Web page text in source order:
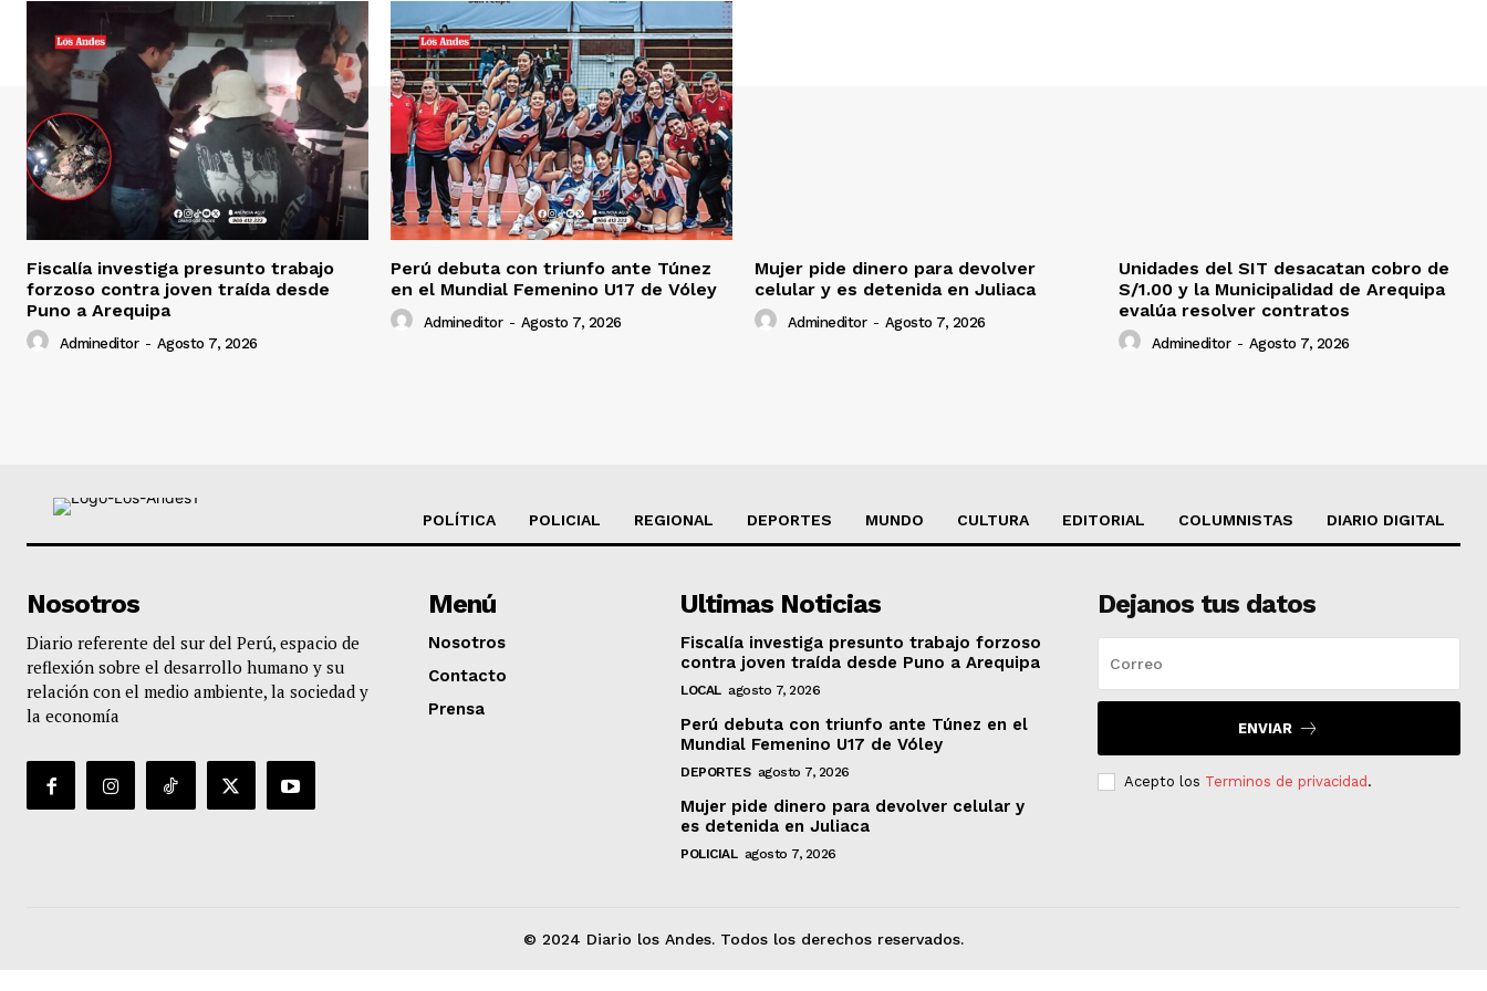
Fiscalía investiga presunto trabajo
forzoso contra joven traída desde
Puno a Arequipa
Admineditor - Agosto 7, 2026
Perú debuta con triunfo ante Túnez
en el Mundial Femenino U17 de Vóley
Admineditor - Agosto 7, 2026
Mujer pide dinero para devolver
celular y es detenida en Juliaca
Admineditor - Agosto 7, 2026
Unidades del SIT desacatan cobro de
S/1.00 y la Municipalidad de Arequipa
evalúa resolver contratos
Admineditor - Agosto 7, 2026
POLÍTICA POLICIAL REGIONAL DEPORTES MUNDO CULTURA EDITORIAL COLUMNISTAS DIARIO DIGITAL
Nosotros
Diario referente del sur del Perú, espacio de
reflexión sobre el desarrollo humano y su
relación con el medio ambiente, la sociedad y
la economía
Menú
Nosotros
Contacto
Prensa
Ultimas Noticias
Fiscalía investiga presunto trabajo forzoso
contra joven traída desde Puno a Arequipa
LOCAL agosto 7, 2026
Perú debuta con triunfo ante Túnez en el
Mundial Femenino U17 de Vóley
DEPORTES agosto 7, 2026
Mujer pide dinero para devolver celular y
es detenida en Juliaca
POLICIAL agosto 7, 2026
Dejanos tus datos
ENVIAR
Acepto los Terminos de privacidad .
© 2024 Diario los Andes. Todos los derechos reservados.